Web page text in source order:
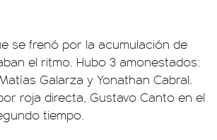
se frenó por la acumulación de
el ritmo. Hubo 3 amonestados:
Galarza y Yonathan Cabral.
roja directa, Gustavo Canto en el
tiempo.